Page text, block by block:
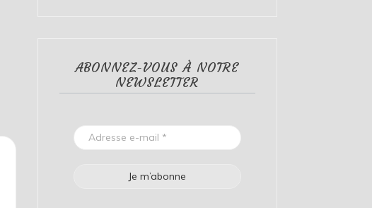
ABONNEZ-VOUS À NOTRE
NEWSLETTER